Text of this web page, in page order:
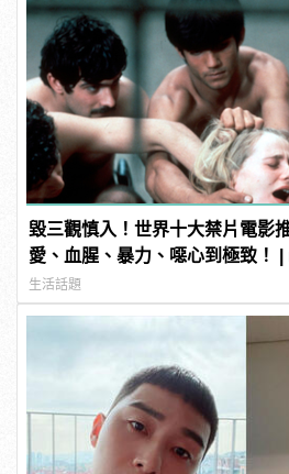
毀三觀慎入！世界十大禁片電影
愛、血腥、暴力、噁心到極致！
男
生活話題